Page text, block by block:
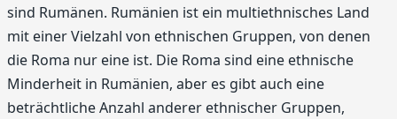
sind Rumänen. Rumänien ist ein multiethnisches Land
mit einer Vielzahl von ethnischen Gruppen, von denen
die Roma nur eine ist. Die Roma sind eine ethnische
Minderheit in Rumänien, aber es gibt auch eine
beträchtliche Anzahl anderer ethnischer Gruppen,